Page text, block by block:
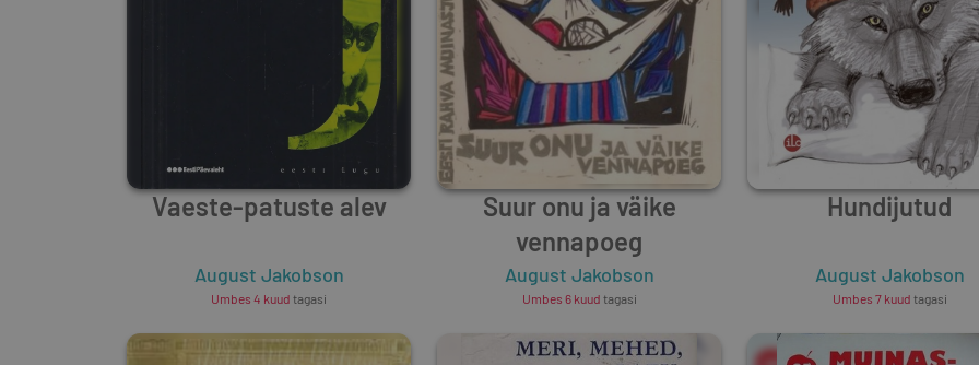
Vaeste-patuste alev
August Jakobson
Umbes 4 kuud tagasi
Suur onu ja väike
vennapoeg
August Jakobson
Umbes 6 kuud tagasi
Hundijutud
August Jakobson
Umbes 7 kuud tagasi